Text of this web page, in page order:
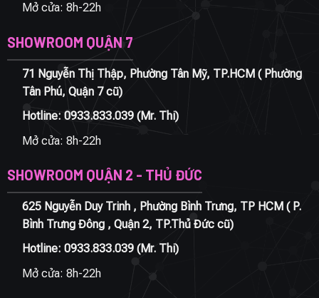
Mở cửa: 8h-22h
SHOWROOM QUẬN 7
71 Nguyễn Thị Thập, Phường Tân Mỹ, TP.HCM ( Phường
Tân Phú, Quận 7 cũ)
Hotline: 0933.833.039(Mr. Thi)
Mở cửa: 8h-22h
SHOWROOM QUẬN 2 - THỦ ĐỨC
625 Nguyễn Duy Trinh , Phường Bình Trưng, TP HCM ( P.
Bình Trưng Đông , Quận 2, TP.Thủ Đức cũ)
Hotline: 0933.833.039(Mr. Thi)
Mở cửa: 8h-22h